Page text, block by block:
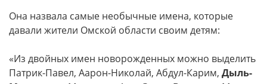
Она назвала самые необычные имена, которые
давали жители Омской области своим детям:
«Из двойных имен новорожденных можно выделить
Патрик-Павел, Аарон-Николай, Абдул-Карим, Дыль-